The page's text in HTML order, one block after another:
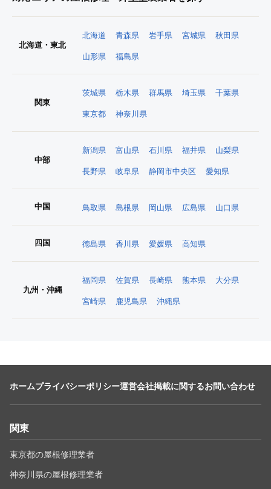
北海道・東北
北海道 青森県 岩手県 宮城県 秋田県
山形県 福島県
関東
茨城県 栃木県 群馬県 埼玉県 千葉県
東京都 神奈川県
中部
新潟県 富山県 石川県 福井県 山梨県
長野県 岐阜県 静岡市中央区 愛知県
中国 鳥取県 島根県 岡山県 広島県 山口県
四国 徳島県 香川県 愛媛県 高知県
九州・沖縄
福岡県 佐賀県 長崎県 熊本県 大分県
宮崎県 鹿児島県 沖縄県
ホームプライバシーポリシー運営会社掲載に関するお問い合わせ
関東
東京都の屋根修理業者
神奈川県の屋根修理業者